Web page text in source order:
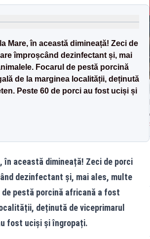
Mare, în această dimineață! Zeci de
împroșcând dezinfectant și, mai
Focarul de pestă porcină
de la marginea localității, deținută
Peste 60 de porci au fost uciși și
în această dimineață! Zeci de porci
dezinfectant și, mai ales, multe
pestă porcină africană a fost
deținută de viceprimarul
fost uciși și îngropați.